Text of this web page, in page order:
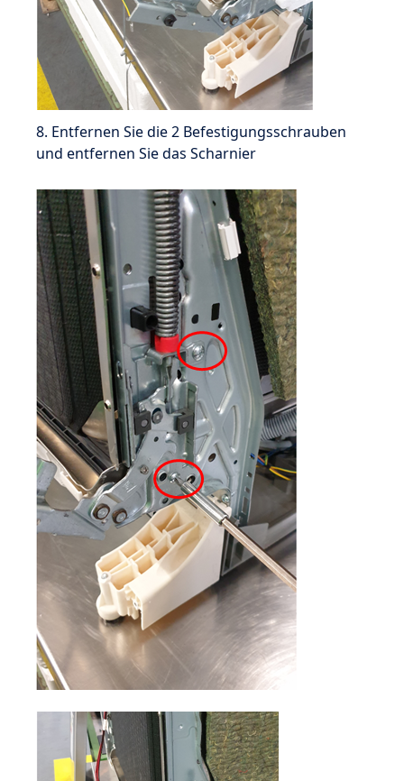
8. Entfernen Sie die 2 Befestigungsschrauben
und entfernen Sie das Scharnier